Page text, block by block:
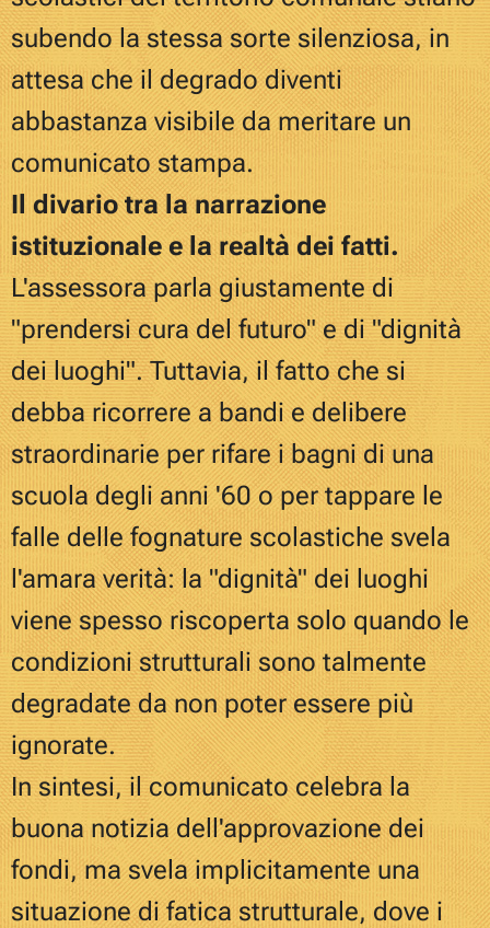
subendo la stessa sorte silenziosa, in
attesa che il degrado diventi
abbastanza visibile da meritare un
comunicato stampa.
Il divario tra la narrazione
istituzionale e la realtà dei fatti.
L'assessora parla giustamente di
"prendersi cura del futuro" e di "dignità
dei luoghi". Tuttavia, il fatto che si
debba ricorrere a bandi e delibere
straordinarie per rifare i bagni di una
scuola degli anni '60 o per tappare le
falle delle fognature scolastiche svela
l'amara verità: la "dignità" dei luoghi
viene spesso riscoperta solo quando le
condizioni strutturali sono talmente
degradate da non poter essere più
ignorate.
In sintesi, il comunicato celebra la
buona notizia dell'approvazione dei
fondi, ma svela implicitamente una
situazione di fatica strutturale, dove i